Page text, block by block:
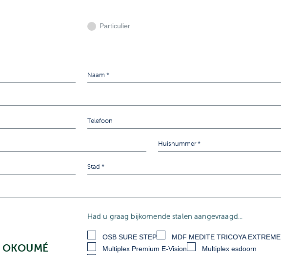
Particulier
OKOUMÉ
Had u graag bijkomende stalen aangevraagd...
OSB SURE STEP
MDF MEDITE TRICOYA EXTREME
Multiplex Premium E-Vision
Multiplex esdoorn